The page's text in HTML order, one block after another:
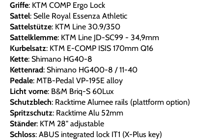
Griffe: KTM COMP Ergo Lock
Sattel: Selle Royal Essenza Athletic
Sattelstütze: KTM Line 30.9/350
Sattelklemme: KTM Line JD-SC99 - 34,9mm
Kurbelsatz: KTM E-COMP ISIS 170mm Q16
Kette: Shimano HG40-8
Kettenrad: Shimano HG400-8 / 11-40
Pedale: MTB-Pedal VP-195E alloy
Licht vorne: B&M Briq-S 60Lux
Schutzblech: Racktime Alumee rails (plattform option)
Spritzschutz: Racktime Alu 52mm
Ständer: KTM 28" adjustable
Schloss: ABUS integrated lock IT1 (X-Plus key)